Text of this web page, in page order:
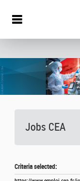
Jobs CEA
Criteria selected: